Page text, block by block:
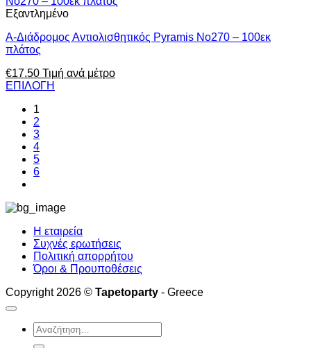
Εξαντλημένο
Α-Διάδρομος Αντιολισθητικός Pyramis No270 – 100εκ
πλάτος
€17.50 Τιμή ανά μέτρο
ΕΠΙΛΟΓΗ
1
2
3
4
5
6
Η εταιρεία
Συχνές ερωτήσεις
Πολιτική απορρήτου
Όροι & Προυποθέσεις
Copyright 2026 © Tapetoparty - Greece
Αναζήτηση
για: